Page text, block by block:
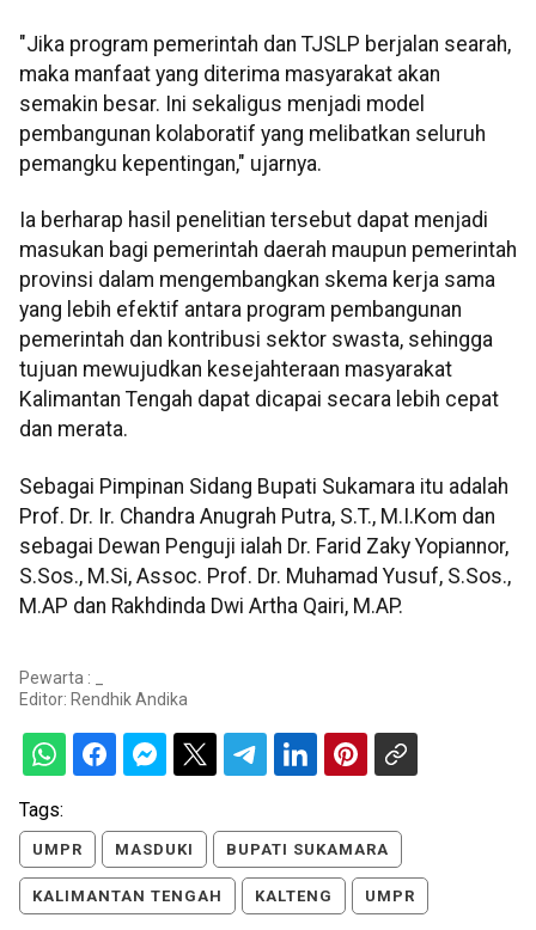
"Jika program pemerintah dan TJSLP berjalan searah,
maka manfaat yang diterima masyarakat akan
semakin besar. Ini sekaligus menjadi model
pembangunan kolaboratif yang melibatkan seluruh
pemangku kepentingan," ujarnya.
Ia berharap hasil penelitian tersebut dapat menjadi
masukan bagi pemerintah daerah maupun pemerintah
provinsi dalam mengembangkan skema kerja sama
yang lebih efektif antara program pembangunan
pemerintah dan kontribusi sektor swasta, sehingga
tujuan mewujudkan kesejahteraan masyarakat
Kalimantan Tengah dapat dicapai secara lebih cepat
dan merata.
Sebagai Pimpinan Sidang Bupati Sukamara itu adalah
Prof. Dr. Ir. Chandra Anugrah Putra, S.T., M.I.Kom dan
sebagai Dewan Penguji ialah Dr. Farid Zaky Yopiannor,
S.Sos., M.Si, Assoc. Prof. Dr. Muhamad Yusuf, S.Sos.,
M.AP dan Rakhdinda Dwi Artha Qairi, M.AP.
Pewarta : _
Editor: Rendhik Andika
Tags:
UMPR MASDUKI BUPATI SUKAMARA
KALIMANTAN TENGAH KALTENG UMPR